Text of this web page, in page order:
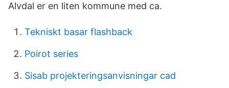
Alvdal er en liten kommune med ca.
Tekniskt basar flashback
Poirot series
Sisab projekteringsanvisningar cad